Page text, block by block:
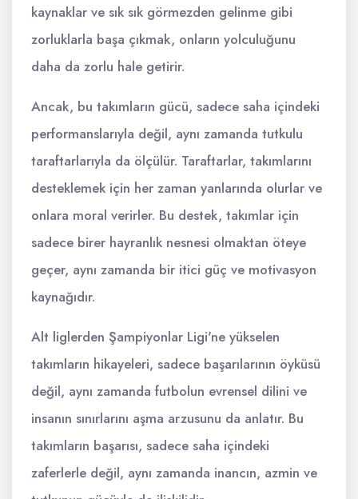
kaynaklar ve sık sık görmezden gelinme gibi
zorluklarla başa çıkmak, onların yolculuğunu
daha da zorlu hale getirir.
Ancak, bu takımların gücü, sadece saha içindeki
performanslarıyla değil, aynı zamanda tutkulu
taraftarlarıyla da ölçülür. Taraftarlar, takımlarını
desteklemek için her zaman yanlarında olurlar ve
onlara moral verirler. Bu destek, takımlar için
sadece birer hayranlık nesnesi olmaktan öteye
geçer, aynı zamanda bir itici güç ve motivasyon
kaynağıdır.
Alt liglerden Şampiyonlar Ligi'ne yükselen
takımların hikayeleri, sadece başarılarının öyküsü
değil, aynı zamanda futbolun evrensel dilini ve
insanın sınırlarını aşma arzusunu da anlatır. Bu
takımların başarısı, sadece saha içindeki
zaferlerle değil, aynı zamanda inancın, azmin ve